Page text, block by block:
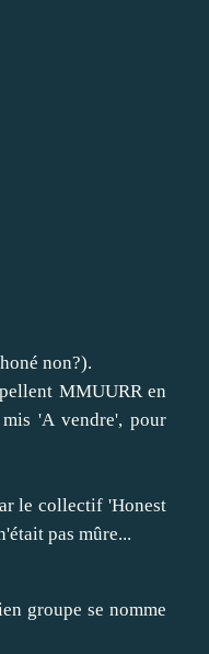
non?).
MMUURR en
'A vendre', pour
le collectif 'Honest
pas mûre...
groupe se nomme